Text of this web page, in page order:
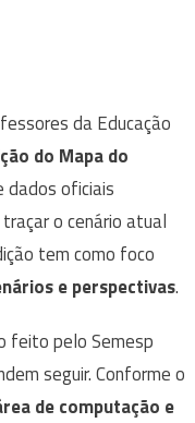
da Educação
do Mapa do
dados oficiais
o cenário atual
tem como foco
e perspectivas.
feito pelo Semesp
seguir. Conforme o
de computação e